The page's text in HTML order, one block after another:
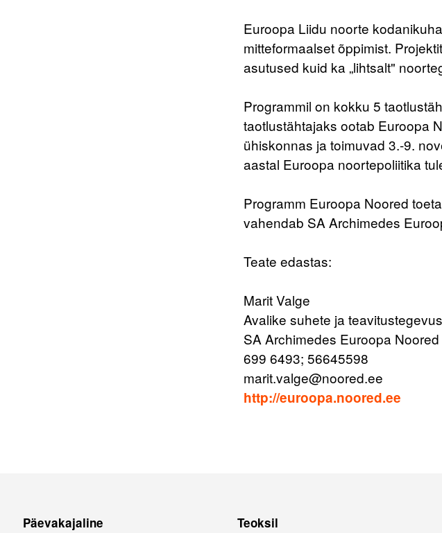
Euroopa Liidu noorte
mitteformaalset õppimist.
asutused kuid ka „lihtsalt"
Programmil on kokku 5
taotlustähtajaks ootab Euroopa
ühiskonnas ja toimuvad 3.-9.
aastal Euroopa noortepoliitika
Programm Euroopa Noored
vahendab SA Archimedes
Teate edastas:
Marit Valge
Avalike suhete ja
SA Archimedes Euroopa
699 6493; 56645598
marit.valge@noored.ee
http://euroopa.noored.ee
Päevakajaline Teoksil